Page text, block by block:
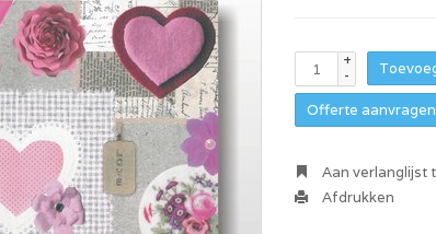
+
-
Offerte
Aan verlanglijst
Afdrukken